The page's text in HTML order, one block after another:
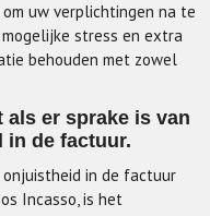
uw verplichtingen na te
stress en extra
behouden met zowel
er sprake is van
in de factuur.
in de factuur
Incasso, is het